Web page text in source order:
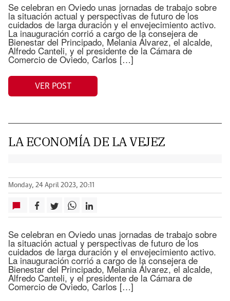
Se celebran en Oviedo unas jornadas de trabajo sobre
la situación actual y perspectivas de futuro de los
cuidados de larga duración y el envejecimiento activo.
La inauguración corrió a cargo de la consejera de
Bienestar del Principado, Melania Álvarez, el alcalde,
Alfredo Canteli, y el presidente de la Cámara de
Comercio de Oviedo, Carlos […]
VER POST
LA ECONOMÍA DE LA VEJEZ
Monday, 24 April 2023, 20:11
Se celebran en Oviedo unas jornadas de trabajo sobre
la situación actual y perspectivas de futuro de los
cuidados de larga duración y el envejecimiento activo.
La inauguración corrió a cargo de la consejera de
Bienestar del Principado, Melania Álvarez, el alcalde,
Alfredo Canteli, y el presidente de la Cámara de
Comercio de Oviedo, Carlos […]